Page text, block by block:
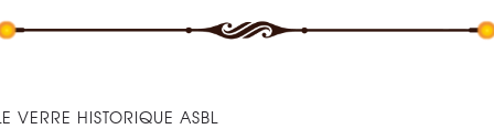
VERRE HISTORIQUE ASBL